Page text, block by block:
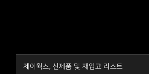
제이웍스, 신제품 및 재입고 리스트